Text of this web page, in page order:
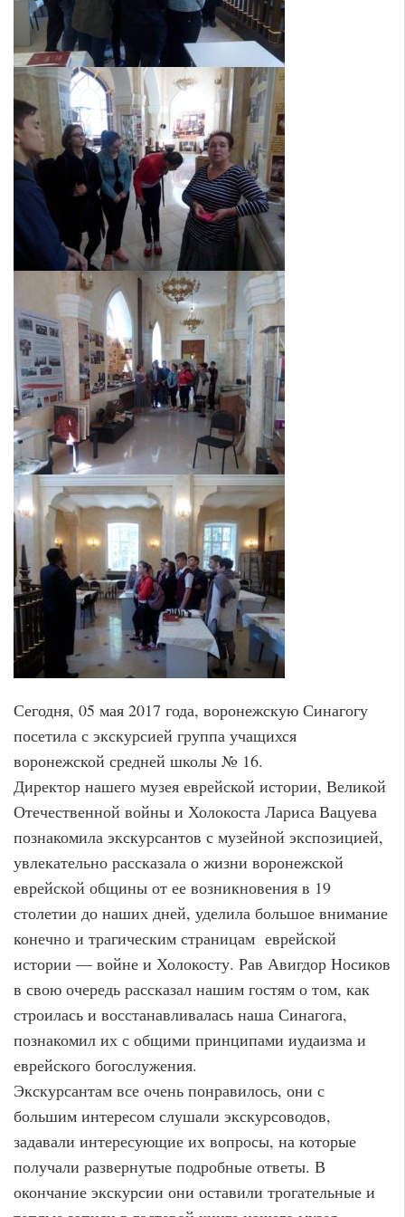
Сегодня, 05 мая 2017 года, воронежскую Синагогу
посетила с экскурсией группа учащихся
воронежской средней школы № 16.
Директор нашего музея еврейской истории, Великой
Отечественной войны и Холокоста Лариса Вацуева
познакомила экскурсантов с музейной экспозицией,
увлекательно рассказала о жизни воронежской
еврейской общины от ее возникновения в 19
столетии до наших дней, уделила большое внимание
конечно и трагическим страницам еврейской
истории — войне и Холокосту. Рав Авигдор Носиков
в свою очередь рассказал нашим гостям о том, как
строилась и восстанавливалась наша Синагога,
познакомил их с общими принципами иудаизма и
еврейского богослужения.
Экскурсантам все очень понравилось, они с
большим интересом слушали экскурсоводов,
задавали интересующие их вопросы, на которые
получали развернутые подробные ответы. В
окончание экскурсии они оставили трогательные и